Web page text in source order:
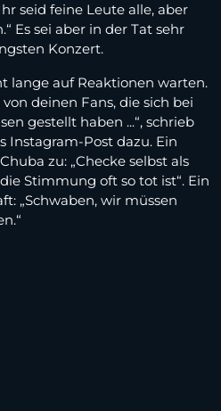
seid feine Leute alle, aber
Es sei aber in der Tat sehr
Konzert.
lange auf Reaktionen warten.
deinen Fans, die sich bei
gestellt haben ...“, schrieb
Instagram-Post dazu. Ein
zu: „Checke selbst als
Stimmung oft so tot ist“. Ein
„Schwaben, wir müssen